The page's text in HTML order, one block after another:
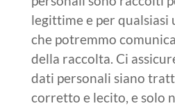
legittime e per
che potremmo
della raccolta. Ci
dati personali siano
corretto e lecito, e solo